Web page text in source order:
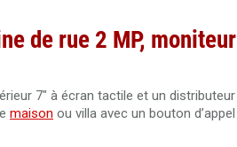
de rue 2 MP, moniteur
7" à écran tactile et un distributeur
maison ou villa avec un bouton d’appel